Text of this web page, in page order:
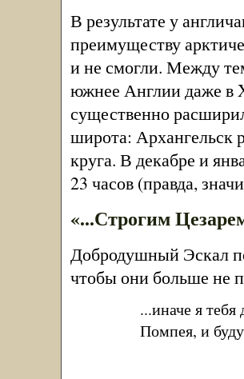
В результате у
преимуществу
и не смогли. Между
южнее Англии даже в
существенно
широта: Архангельск
круга. В декабре и
23 часов (правда,
«...Строгим
Добродушный Эскал
чтобы они больше не
...иначе я
Помпея, и